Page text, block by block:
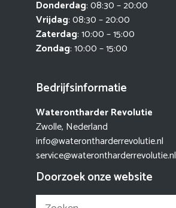
Donderdag: 08:30 – 20:00
Vrijdag: 08:30 – 20:00
Zaterdag: 10:00 – 15:00
Zondag: 10:00 – 15:00
Bedrijfsinformatie
Waterontharder Revolutie
Zwolle, Nederland
info@waterontharderrevolutie.nl
service@waterontharderrevolutie.nl
Doorzoek onze website
Zoek